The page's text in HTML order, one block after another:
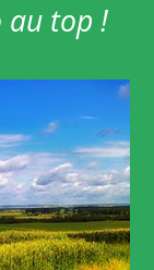
au top !